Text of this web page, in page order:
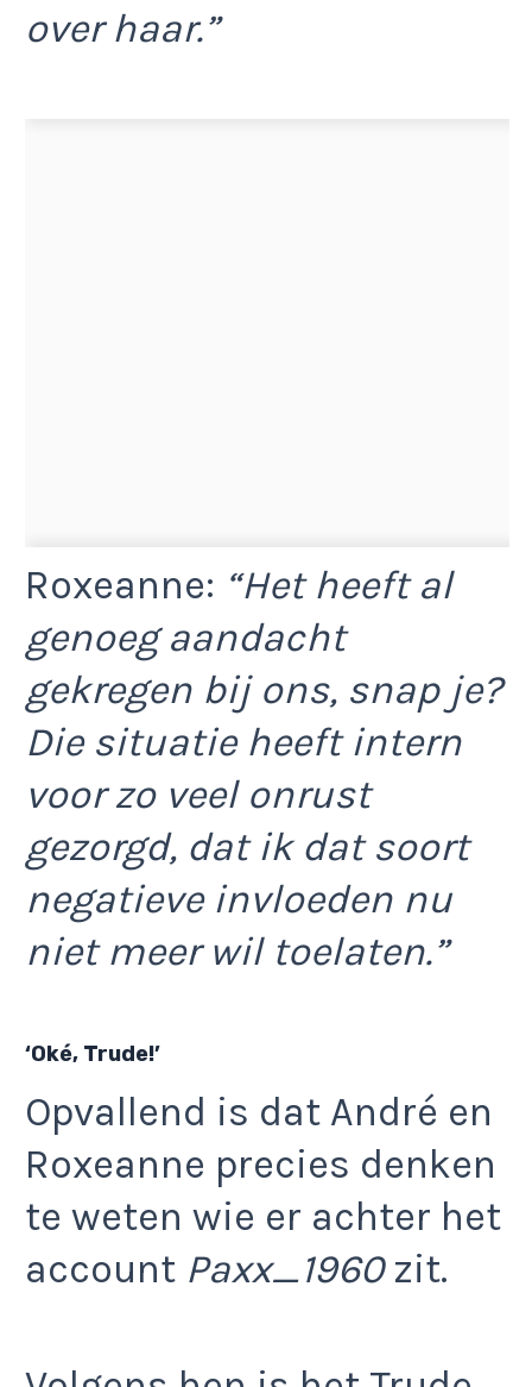
over haar.”
Roxeanne: “Het heeft al
genoeg aandacht
gekregen bij ons, snap je?
Die situatie heeft intern
voor zo veel onrust
gezorgd, dat ik dat soort
negatieve invloeden nu
niet meer wil toelaten.”
‘Oké, Trude!’
Opvallend is dat André en
Roxeanne precies denken
te weten wie er achter het
account Paxx_1960zit.